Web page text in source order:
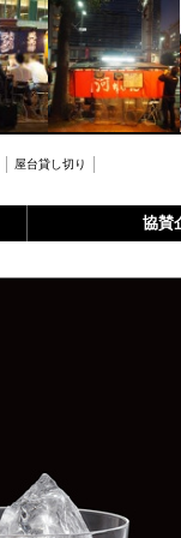
屋台貸し切り
協賛